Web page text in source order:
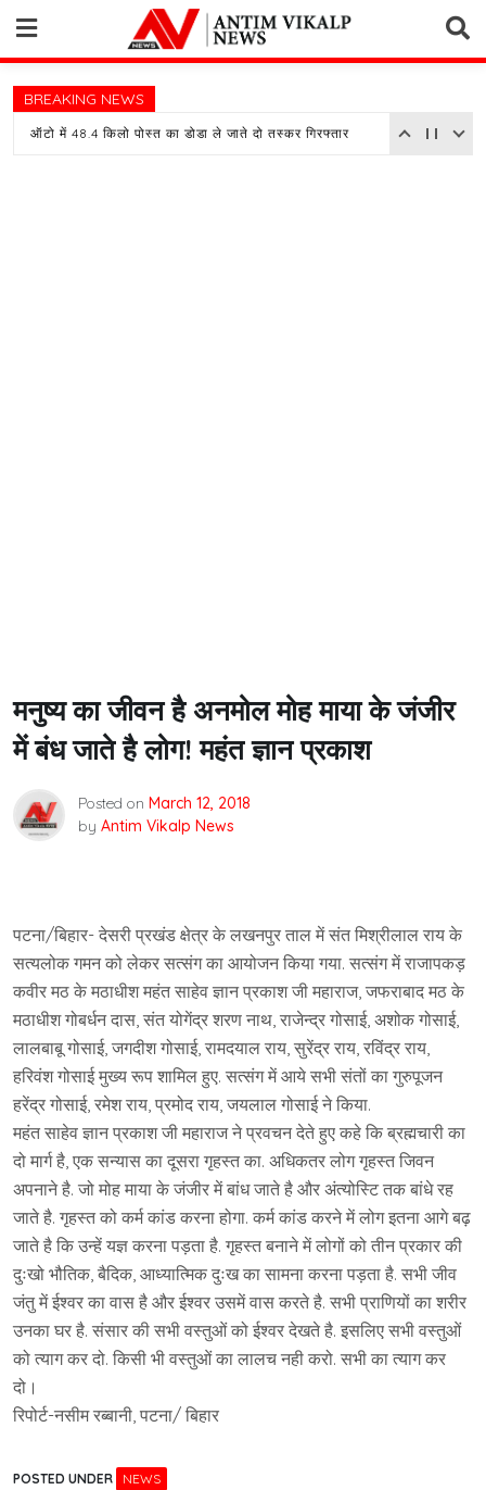
content
BREAKING NEWS
ऑटो में 48.4 किलो पोस्त का डोडा ले जाते दो तस्कर गिरफ्तार
मनुष्य का जीवन है अनमोल मोह माया के जंजीर
में बंध जाते है लोग! महंत ज्ञान प्रकाश
Posted on March 12, 2018
by Antim Vikalp News
पटना/बिहार- देसरी प्रखंड क्षेत्र के लखनपुर ताल में संत मिश्रीलाल राय के
सत्यलोक गमन को लेकर सत्संग का आयोजन किया गया. सत्संग में राजापकड़
कवीर मठ के मठाधीश महंत साहेव ज्ञान प्रकाश जी महाराज, जफराबाद मठ के
मठाधीश गोबर्धन दास, संत योगेंद्र शरण नाथ, राजेन्द्र गोसाई, अशोक गोसाई,
लालबाबू गोसाई, जगदीश गोसाई, रामदयाल राय, सुरेंद्र राय, रविंद्र राय,
हरिवंश गोसाई मुख्य रूप शामिल हुए. सत्संग में आये सभी संतों का गुरुपूजन
हरेंद्र गोसाई, रमेश राय, प्रमोद राय, जयलाल गोसाई ने किया.
महंत साहेव ज्ञान प्रकाश जी महाराज ने प्रवचन देते हुए कहे कि ब्रह्मचारी का
दो मार्ग है, एक सन्यास का दूसरा गृहस्त का. अधिकतर लोग गृहस्त जिवन
अपनाने है. जो मोह माया के जंजीर में बांध जाते है और अंत्योस्टि तक बांधे रह
जाते है. गृहस्त को कर्म कांड करना होगा. कर्म कांड करने में लोग इतना आगे बढ़
जाते है कि उन्हें यज्ञ करना पड़ता है. गृहस्त बनाने में लोगों को तीन प्रकार की
दुःखो भौतिक, बैदिक, आध्यात्मिक दुःख का सामना करना पड़ता है. सभी जीव
जंतु में ईश्वर का वास है और ईश्वर उसमें वास करते है. सभी प्राणियों का शरीर
उनका घर है. संसार की सभी वस्तुओं को ईश्वर देखते है. इसलिए सभी वस्तुओं
को त्याग कर दो. किसी भी वस्तुओं का लालच नही करो. सभी का त्याग कर
दो।
रिपोर्ट-नसीम रब्बानी, पटना/ बिहार
POSTED UNDER NEWS